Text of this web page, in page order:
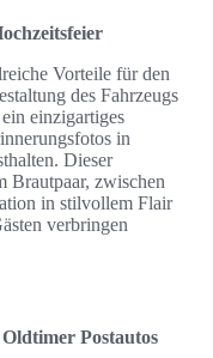
Vorteile für den
des Fahrzeugs
einzigartiges
in
Dieser
Brautpaar, zwischen
in stilvollem Flair
verbringen
Postautos